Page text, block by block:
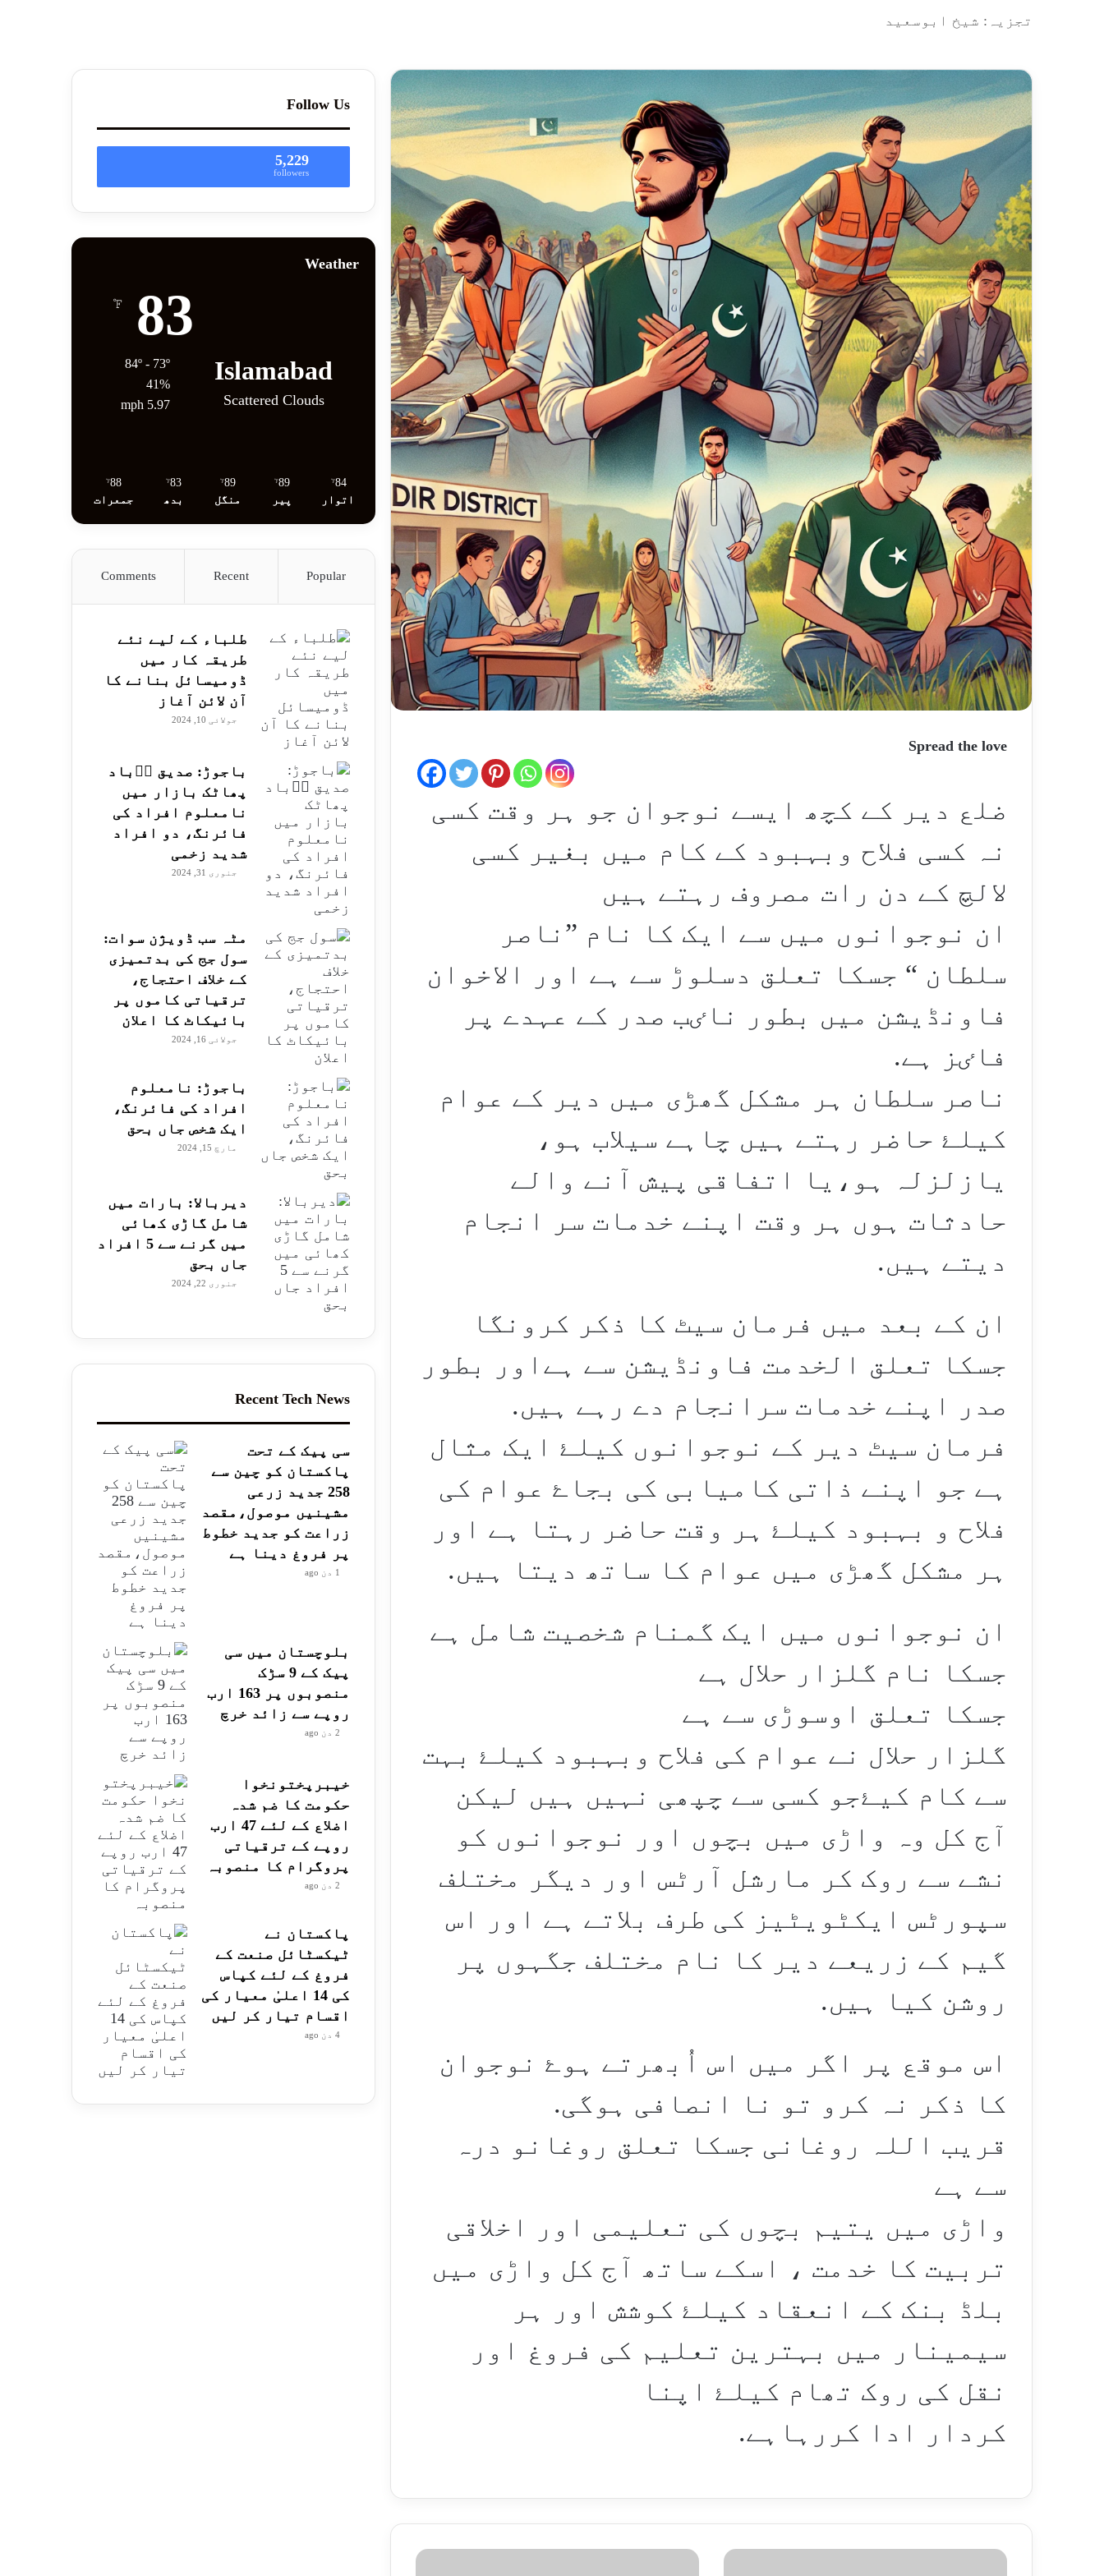
تجزیہ: شیخ ابوسعید
Spread the love
ضلع دیر کے کچھ ایسے نوجوان جو ہر وقت کسی
نہ کسی فلاح وبہبود کے کام میں بغیر کسی
لالچ کے دن رات مصروف رہتے ہیں
ان نوجوانوں میں سے ایک کا نام ”ناصر
سلطان “ جسکا تعلق دسلوڑ سے ہے اور الاخوان
فاونڈیشن میں بطور ناٸب صدر کے عہدے پر
فاٸز ہے.
ناصر سلطان ہر مشکل گھڑی میں دیر کے عوام
کیلۓ حاضر رہتے ہیں چاہے سیلاب ہو،
یازلزلہ ہو،یا اتفاقی پیش آنے والے
حادثات ہوں ہر وقت اپنے خدمات سر انجام
دیتے ہیں.
ان کے بعد میں فرمان سیٹ کا ذکر کرونگا
جسکا تعلق الخدمت فاونڈیشن سے ہےاور بطور
صدر اپنے خدمات سرانجام دے رہے ہیں.
فرمان سیٹ دیر کے نوجوانوں کیلۓ ایک مثال
ہے جو اپنے ذاتی کامیابی کی بجاۓ عوام کی
فلاح و بہبود کیلۓ ہر وقت حاضر رہتا ہے اور
ہر مشکل گھڑی میں عوام کا ساتھ دیتا ہیں.
ان نوجوانوں میں ایک گمنام شخصیت شامل ہے
جسکا نام گلزار حلال ہے
جسکا تعلق اوسوڑی سے ہے
گلزار حلال نے عوام کی فلاح وبہبود کیلۓ بہت
سے کام کیۓجو کسی سے چپھی نہیں ہیں لیکن
آج کل وہ واڑی میں بچوں اور نوجوانوں کو
نشے سے روک کر مارشل آرٹس اور دیگر مختلف
سپورٹس ایکٹویٹیز کی طرف بلاتے ہے اور اس
گیم کے زریعے دیر کا نام مختلف جگہوں پر
روشن کیا ہیں.
اس موقع پر اگر میں اس اُبھرتے ہوۓ نوجوان
کا ذکر نہ کرو تو نا انصافی ہوگی.
قریب اللہ روغانی جسکا تعلق روغانو درہ
سے ہے
واڑی میں یتیم بچوں کی تعلیمی اور اخلاقی
تربیت کا خدمت ، اسکے ساتھ آج کل واڑی میں
بلڈ بنک کے انعقاد کیلۓ کوشش اور ہر
سیمینار میں بہترین تعلیم کی فروغ اور
نقل کی روک تھام کیلۓ اپنا
کردار ادا کررہاہے.
Follow Us
5,229
followers
Weather
Islamabad
Scattered Clouds
83
℉
41%
5.97 mph
84
℉
اتوار
89
℉
پیر
89
℉
منگل
83
℉
بدھ
88
℉
جمعرات
Popular
Recent
Comments
طلباء کے لیے نئے
طریقہ کار میں
ڈومیسائل بنانے کا
آن لائن آغاز
جولائی 10, 2024
باجوڑ: صدیق اۤباد
پھاٹک بازار میں
نامعلوم افراد کی
فائرنگ، دو افراد
شدید زخمی
جنوری 31, 2024
مٹہ سب ڈویژن سوات:
سول جج کی بدتمیزی
کے خلاف احتجاج،
ترقیاتی کاموں پر
بائیکاٹ کا اعلان
جولائی 16, 2024
باجوڑ: نامعلوم
افراد کی فائرنگ،
ایک شخص جاں بحق
مارچ 15, 2024
دیربالا: بارات میں
شامل گاڑی کھائی
میں گرنے سے 5 افراد
جاں بحق
جنوری 22, 2024
Recent Tech News
سی پیک کے تحت
پاکستان کو چین سے
258 جدید زرعی
مشینیں موصول،مقصد
زراعت کو جدید خطوط
پر فروغ دینا ہے
1 دن ago
بلوچستان میں سی
پیک کے 9 سڑک
منصوبوں پر 163 ارب
روپے سے زائد خرچ
2 دن ago
خیبرپختونخوا
حکومت کا ضم شدہ
اضلاع کے لئے 47 ارب
روپے کے ترقیاتی
پروگرام کا منصوبہ
2 دن ago
پاکستان نے
ٹیکسٹائل صنعت کے
فروغ کے لئے کپاس
کی 14 اعلیٰ معیار کی
اقسام تیار کر لیں
4 دن ago